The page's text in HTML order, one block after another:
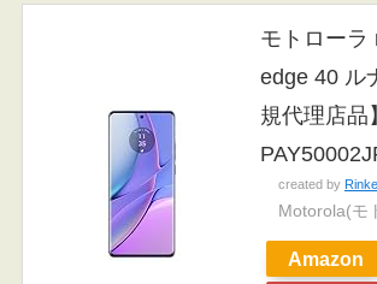
モトローラ
edge 40 ル
規代理店品】
created by
Motorola(モ
Amazon